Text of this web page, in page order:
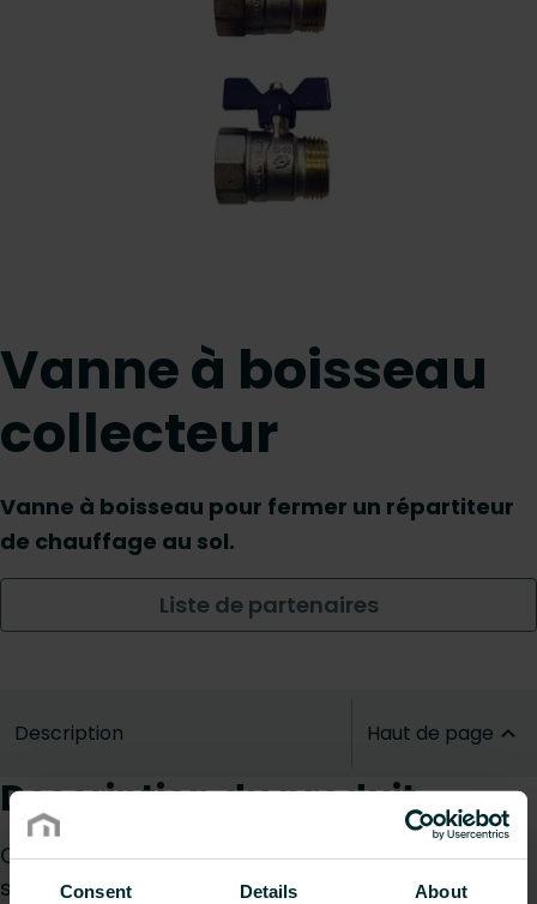
Consent Details About
Vanne à boisseau
collecteur
Vanne à boisseau pour fermer un répartiteur
de chauffage au sol.
Liste de partenaires
Description Haut de page
Description du produit
Cette vanne à boisseau de haute qualité a été
spécialement conçue pour la fermeture sûre et